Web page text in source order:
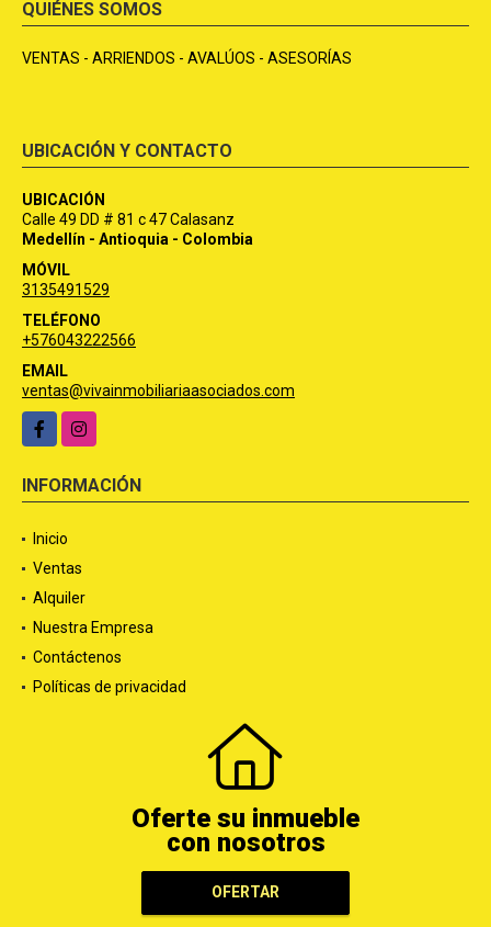
QUIÉNES SOMOS
VENTAS - ARRIENDOS - AVALÚOS - ASESORÍAS
UBICACIÓN Y CONTACTO
UBICACIÓN
Calle 49 DD # 81 c 47 Calasanz
Medellín - Antioquia - Colombia
MÓVIL
3135491529
TELÉFONO
+576043222566
EMAIL
ventas@vivainmobiliariaasociados.com
FacebookInstagram
INFORMACIÓN
Inicio
Ventas
Alquiler
Nuestra Empresa
Contáctenos
Políticas de privacidad
Oferte su inmueble
con nosotros
OFERTAR